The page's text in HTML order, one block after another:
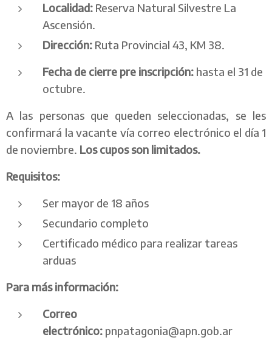
Localidad: Reserva Natural Silvestre La
Ascensión.
Dirección: Ruta Provincial 43, KM 38.
Fecha de cierre pre inscripción: hasta el 31 de
octubre.
A las personas que queden seleccionadas, se les
confirmará la vacante vía correo electrónico el día 1
de noviembre. Los cupos son limitados.
Requisitos:
Ser mayor de 18 años
Secundario completo
Certificado médico para realizar tareas
arduas
Para más información:
Correo
electrónico: pnpatagonia@apn.gob.ar